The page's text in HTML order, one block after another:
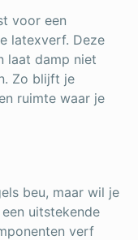
voor een
latexverf. Deze
laat damp niet
Zo blijft je
ruimte waar je
beu, maar wil je
uitstekende
verf